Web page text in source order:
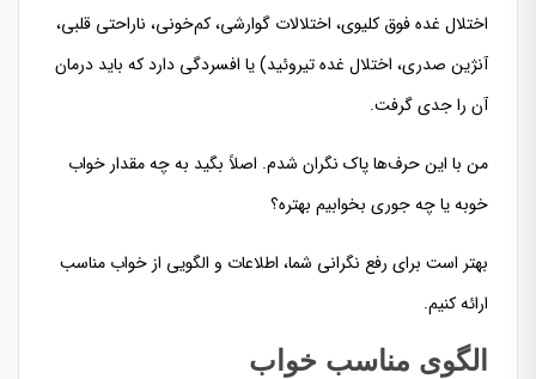
اختلال غده فوق کلیوی، اختلالات گوارشی، کم‌خونی، ناراحتی قلبی،
آنژین صدری، اختلال غده تیروئید) یا افسردگی دارد که باید درمان
آن را جدی گرفت.
من با این حرف‌ها پاک نگران شدم. اصلاً بگید به چه مقدار خواب
خوبه یا چه جوری بخوابیم بهتره؟
بهتر است برای رفع نگرانی شما، اطلاعات و الگویی از خواب مناسب
ارائه کنیم.
الگوی مناسب خواب